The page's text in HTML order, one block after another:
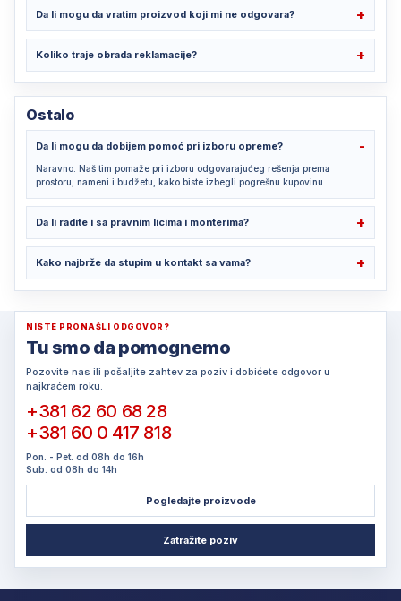
Da li mogu da vratim proizvod koji mi ne odgovara?
Koliko traje obrada reklamacije?
Ostalo
Da li mogu da dobijem pomoć pri izboru opreme?
Naravno. Naš tim pomaže pri izboru odgovarajućeg rešenja prema
prostoru, nameni i budžetu, kako biste izbegli pogrešnu kupovinu.
Da li radite i sa pravnim licima i monterima?
Kako najbrže da stupim u kontakt sa vama?
NISTE PRONAŠLI ODGOVOR?
Tu smo da pomognemo
Pozovite nas ili pošaljite zahtev za poziv i dobićete odgovor u
najkraćem roku.
+381 62 60 68 28
+381 60 0 417 818
Pon. - Pet. od 08h do 16h
Sub. od 08h do 14h
Pogledajte proizvode
Zatražite poziv